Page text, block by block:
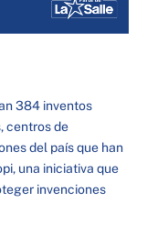
384 inventos
centros de
del país que han
una iniciativa que
invenciones